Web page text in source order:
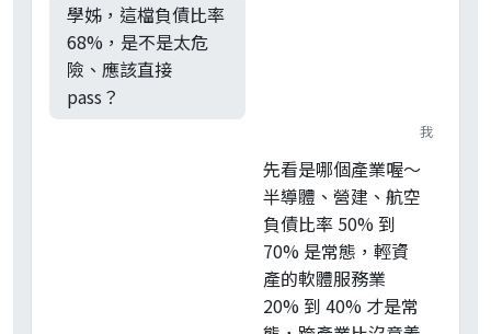
學姊，這檔負債比率
68%，是不是太危
險、應該直接
pass？
我
先看是哪個產業喔～
半導體、營建、航空
負債比率 50% 到
70% 是常態，輕資
產的軟體服務業
20% 到 40% 才是常